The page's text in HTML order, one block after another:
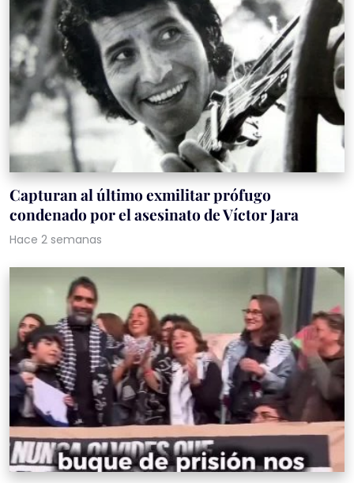
Capturan al último exmilitar prófugo
condenado por el asesinato de Víctor Jara
Hace 2 semanas